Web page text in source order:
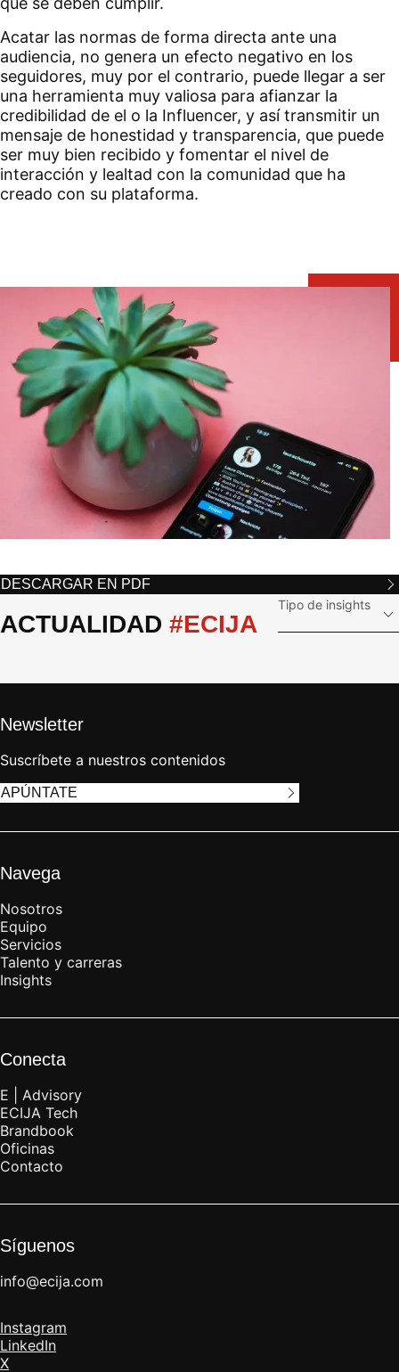
Acatar las normas de forma directa ante una
audiencia, no genera un efecto negativo en los
seguidores, muy por el contrario, puede llegar a ser
una herramienta muy valiosa para afianzar la
credibilidad de el o la Influencer, y así transmitir un
mensaje de honestidad y transparencia, que puede
ser muy bien recibido y fomentar el nivel de
interacción y lealtad con la comunidad que ha
creado con su plataforma.
DESCARGAR EN PDF
ACTUALIDAD #ECIJA
Tipo de insights
Newsletter
Suscríbete a nuestros contenidos
APÚNTATE
Navega
Nosotros
Equipo
Servicios
Talento y carreras
Insights
Conecta
E | Advisory
ECIJA Tech
Brandbook
Oficinas
Contacto
Síguenos
info@ecija.com
Instagram
LinkedIn
X